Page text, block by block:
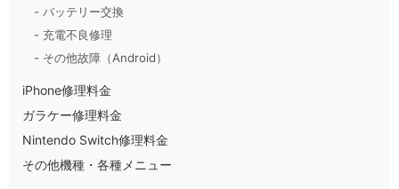
- バッテリー交換
- 充電不良修理
- その他故障（Android）
iPhone修理料金
ガラケー修理料金
Nintendo Switch修理料金
その他機種・各種メニュー